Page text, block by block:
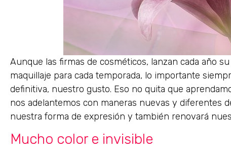
Aunque las firmas de cosméticos, lanzan cada año
maquillaje para cada temporada, lo importante
definitiva, nuestro gusto. Eso no quita que
nos adelantemos con maneras nuevas y diferentes
nuestra forma de expresión y también renovará
Mucho color e invisible